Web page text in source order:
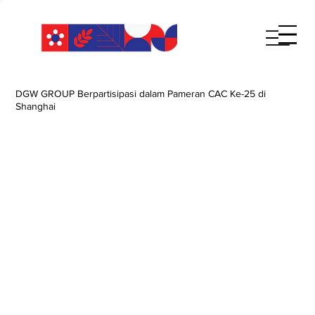
DGW GROUP Berpartisipasi dalam Pameran CAC Ke-25 di
Shanghai